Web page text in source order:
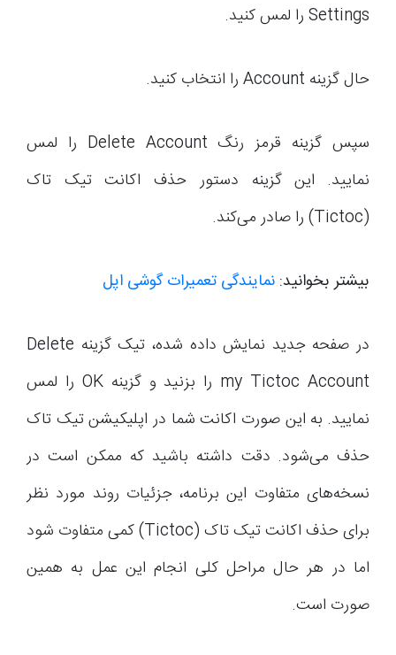
Settings را لمس کنید.
حال گزینه Account را انتخاب کنید.
سپس گزینه قرمز رنگ Delete Account را لمس
نمایید. این گزینه دستور حذف اکانت تیک تاک
(Tictoc) را صادر می‌کند.
بیشتر بخوانید: نمایندگی تعمیرات گوشی اپل
در صفحه جدید نمایش داده شده، تیک گزینه Delete
my Tictoc Account را بزنید و گزینه OK را لمس
نمایید. به این صورت اکانت شما در اپلیکیشن تیک تاک
حذف می‌شود. دقت داشته باشید که ممکن است در
نسخه‌های متفاوت این برنامه، جزئیات روند مورد نظر
برای حذف اکانت تیک تاک (Tictoc) کمی متفاوت شود
اما در هر حال مراحل کلی انجام این عمل به همین
صورت است.